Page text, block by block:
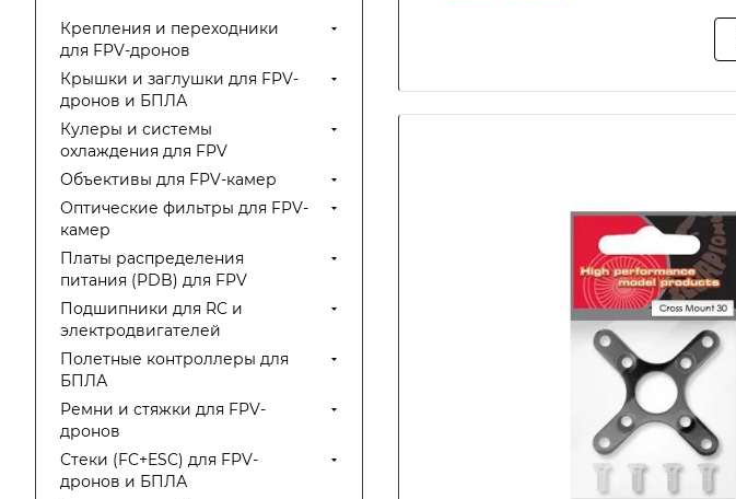
Крепления и переходники
для FPV-дронов
Крышки и заглушки для FPV-
дронов и БПЛА
Кулеры и системы
охлаждения для FPV
Объективы для FPV-камер
Оптические фильтры для FPV-
камер
Платы распределения
питания (PDB) для FPV
Подшипники для RC и
электродвигателей
Полетные контроллеры для
БПЛА
Ремни и стяжки для FPV-
дронов
Стеки (FC+ESC) для FPV-
дронов и БПЛА